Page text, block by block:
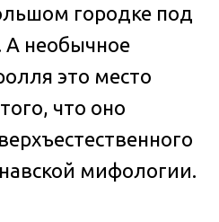
городке под
А необычное
это место
что оно
мифологии.